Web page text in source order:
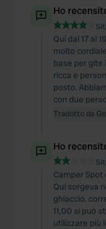
Ho
Qui dal 17 al
molto
base per gite
ricca e
posto.
con due
Tradotto da
Ho
Camper
Qui sorgeva
ghiaccio.
11,00 si può
utilizzare più